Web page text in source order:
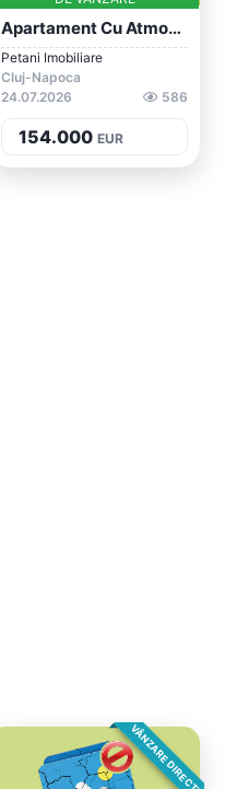
Apartament Cu Atmosferă Aparte |✨Comisio...
Petani Imobiliare
Cluj-Napoca
24.07.2026
586
154.000 EUR
VÂNZARE DIRECTA